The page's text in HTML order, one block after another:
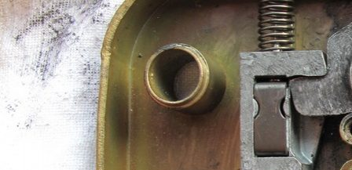
Zum
Inhalt
springen